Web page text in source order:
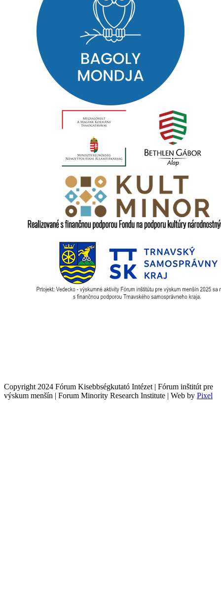
Copyright 2024 Fórum Kisebbségkutató Intézet | Fórum inštitút pre
výskum menšín | Forum Minority Research Institute | Web by Pixel